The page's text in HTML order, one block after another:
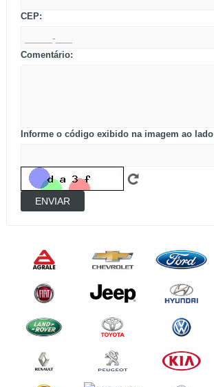
CEP:
Comentário:
Informe o código exibido na imagem ao lado
ENVIAR